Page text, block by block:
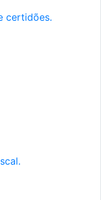
certidões.